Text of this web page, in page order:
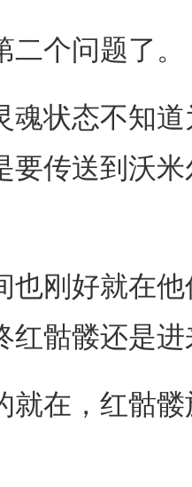
个问题了。
状态不知道
要传送到沃
刚好就在他
红骷髅还是
在，红骷髅